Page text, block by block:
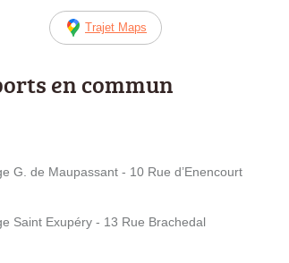
Trajet Maps
en commun
G. de Maupassant - 10 Rue d’Enencourt
Saint Exupéry - 13 Rue Brachedal